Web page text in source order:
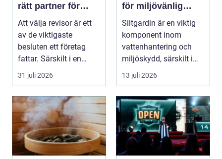
rätt partner för
trygg tillväxt
Att välja revisor är ett
av de viktigaste
besluten ett företag
fattar. Särskilt i en
företagsintensi...
31 juli 2026
för miljövänlig
vattenhantering
Siltgardin är en viktig
komponent inom
vattenhantering och
miljöskydd, särskilt i
verksamheter som i...
13 juli 2026